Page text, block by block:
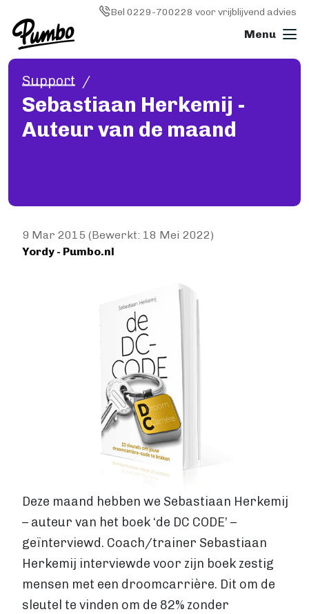
Skip to main contentBel 0229-700228 voor vrijblijvend advies
Image
Boek drukken
ALGEMEEN
Boek drukken
Papiersoorten
Kosten
Hoe werkt Print on demand
Levertijden
GROTE OPLAGE DRUKKEN
Offset drukken
Hoe werkt offset drukken
Boek uitgeven
Boek uitgeven
ISBN aanvragen
Boek distributie
VIA BOEKHANDELS
Boek uitgeven via Bol.com
Boek uitgeven via Centraal Boekhuis
Boek uitgeven via Managementboek.nl
Stappenplan
Support
Sebastiaan Herkemij -
Auteur van de maand
9 Mar 2015 (Bewerkt: 18 Mei 2022)
Yordy - Pumbo.nl
Deze maand hebben we Sebastiaan Herkemij
– auteur van het boek ‘de DC CODE’ –
geïnterviewd. Coach/trainer Sebastiaan
Herkemij interviewde voor zijn boek zestig
mensen met een droomcarrière. Dit om de
sleutel te vinden om de 82% zonder